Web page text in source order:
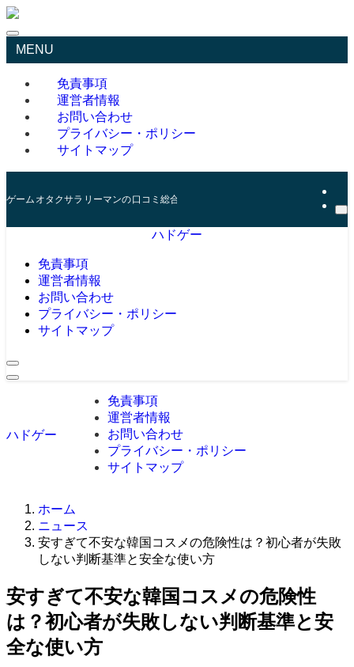
MENU
免責事項
運営者情報
お問い合わせ
プライバシー・ポリシー
サイトマップ
ゲームオタクサラリーマンの口コミ総合サイト
ハドゲー
免責事項
運営者情報
お問い合わせ
プライバシー・ポリシー
サイトマップ
ハドゲー
免責事項
運営者情報
お問い合わせ
プライバシー・ポリシー
サイトマップ
ホーム
ニュース
安すぎて不安な韓国コスメの危険性は？初心者が失敗
しない判断基準と安全な使い方
安すぎて不安な韓国コスメの危険性
は？初心者が失敗しない判断基準と安
全な使い方